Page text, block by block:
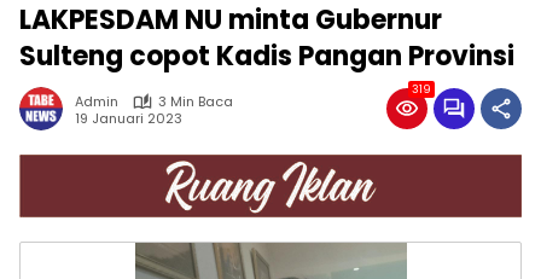
LAKPESDAM NU minta Gubernur
Sulteng copot Kadis Pangan Provinsi
Admin
3 Min Baca
19 Januari 2023
319